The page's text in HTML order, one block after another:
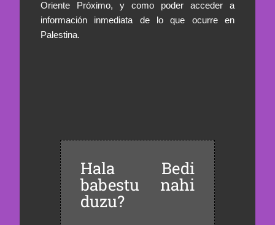
Oriente Próximo, y como poder acceder a
información inmediata de lo que ocurre en
Palestina.
Hala Bedi
babestu nahi
duzu?